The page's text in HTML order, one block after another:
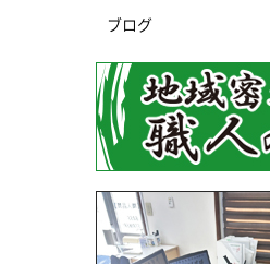
ブログ